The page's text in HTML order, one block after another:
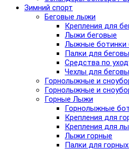
Зимний спорт
Беговые лыжи
Крепления для
Лыжи беговые
Лыжные ботинки
Палки для
Средства по
Чехлы для
Горнолыжные и
Горнолыжные и
Горные Лыжи
Горнолыжные
Крепления для
Крепления для
Лыжи горные
Палки для